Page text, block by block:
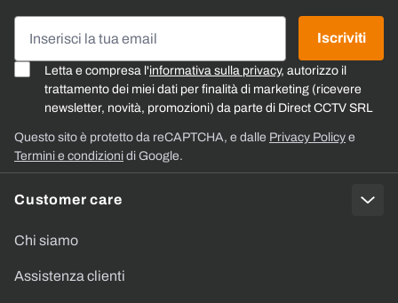
Customer care
Chi siamo
Assistenza clienti
Letta e compresa l'informativa sulla privacy, autorizzo il
trattamento dei miei dati per finalità di marketing (ricevere
newsletter, novità, promozioni) da parte di Direct CCTV SRL
Iscriviti
Questo sito è protetto da reCAPTCHA, e dalle Privacy Policy e
Termini e condizioni di Google.